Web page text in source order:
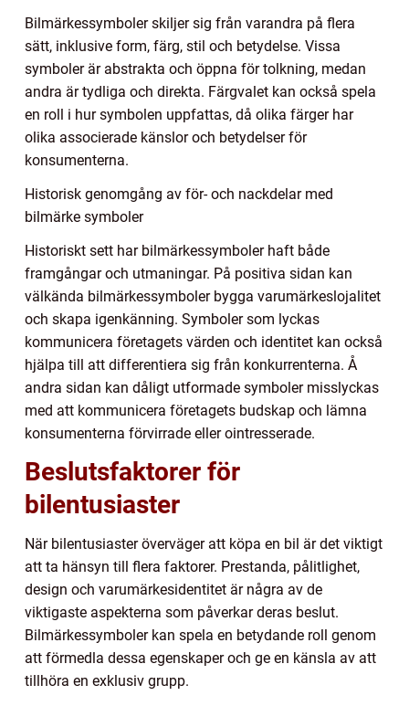
Bilmärkessymboler skiljer sig från varandra på flera
sätt, inklusive form, färg, stil och betydelse. Vissa
symboler är abstrakta och öppna för tolkning, medan
andra är tydliga och direkta. Färgvalet kan också spela
en roll i hur symbolen uppfattas, då olika färger har
olika associerade känslor och betydelser för
konsumenterna.
Historisk genomgång av för- och nackdelar med
bilmärke symboler
Historiskt sett har bilmärkessymboler haft både
framgångar och utmaningar. På positiva sidan kan
välkända bilmärkessymboler bygga varumärkeslojalitet
och skapa igenkänning. Symboler som lyckas
kommunicera företagets värden och identitet kan också
hjälpa till att differentiera sig från konkurrenterna. Å
andra sidan kan dåligt utformade symboler misslyckas
med att kommunicera företagets budskap och lämna
konsumenterna förvirrade eller ointresserade.
Beslutsfaktorer för
bilentusiaster
När bilentusiaster överväger att köpa en bil är det viktigt
att ta hänsyn till flera faktorer. Prestanda, pålitlighet,
design och varumärkesidentitet är några av de
viktigaste aspekterna som påverkar deras beslut.
Bilmärkessymboler kan spela en betydande roll genom
att förmedla dessa egenskaper och ge en känsla av att
tillhöra en exklusiv grupp.